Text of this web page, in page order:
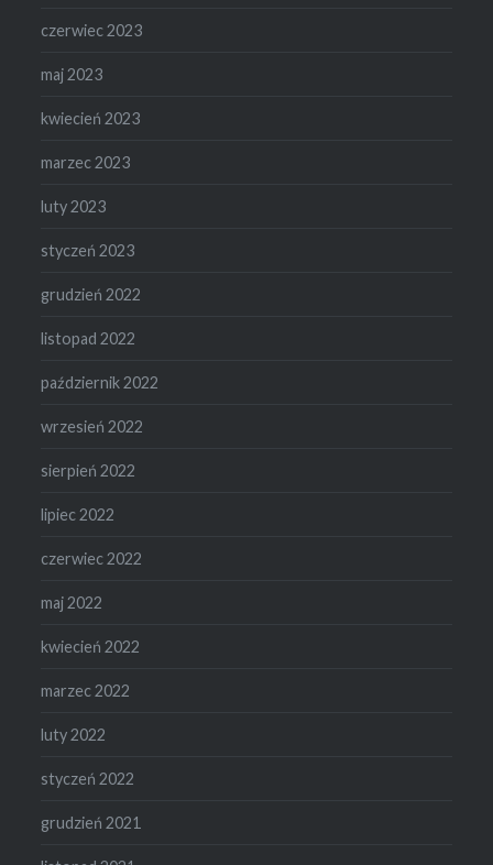
czerwiec 2023
maj 2023
kwiecień 2023
marzec 2023
luty 2023
styczeń 2023
grudzień 2022
listopad 2022
październik 2022
wrzesień 2022
sierpień 2022
lipiec 2022
czerwiec 2022
maj 2022
kwiecień 2022
marzec 2022
luty 2022
styczeń 2022
grudzień 2021